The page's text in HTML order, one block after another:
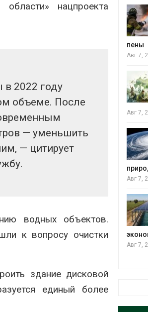
нацпроекта
в 2022 году
объеме. После
— уменьшить
— цитирует
водных объектов.
к вопросу очистки
здание дисковой
единый более
Евросоюз потребовал
кондиционера и почти
без отопления
Камчатские северные
олени набирают вес
Авг 7, 2026
пены
Авг 7,
Авг 7,
Авг 7,
Авг 7,